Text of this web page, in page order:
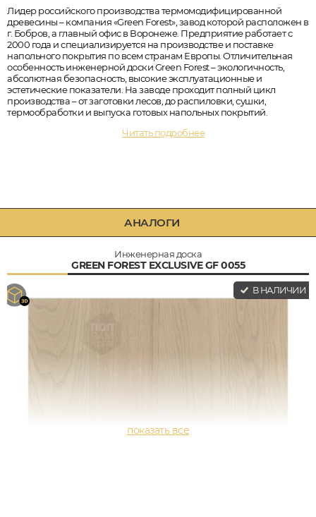
Лидер российского производства термомодифицированной
древесины – компания «Green Forest», завод которой расположен в
г. Бобров, а главный офис в Воронеже. Предприятие работает с
2000 года и специализируется на производстве и поставке
напольного покрытия по всем странам Европы. Отличительная
особенность инженерной доски Green Forest – экологичность,
абсолютная безопасность, высокие эксплуатационные и
эстетические показатели. На заводе проходит полный цикл
производства – от заготовки лесов, до распиловки, сушки,
термообработки и выпуска готовых напольных покрытий.
Читать подробнее
АНАЛОГИ
Инженерная доска
GREEN FOREST EXCLUSIVE GF 0055
В НАЛИЧИИ